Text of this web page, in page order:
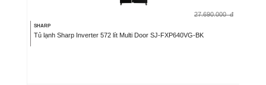
27.690.000 đ
SHARP
Tủ lạnh Sharp Inverter 572 lít Multi Door SJ-FXP640VG-BK